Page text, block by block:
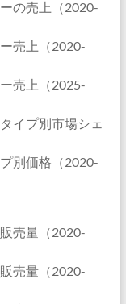
の売上（2020-
売上（2020-
売上（2025-
イプ別市場シェ
別価格（2020-
売量（2020-
売量（2020-